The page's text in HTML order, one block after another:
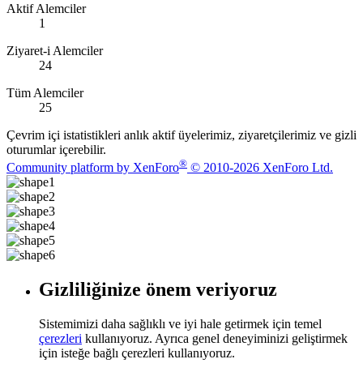
Aktif Alemciler
1
Ziyaret-i Alemciler
24
Tüm Alemciler
25
Çevrim içi istatistikleri anlık aktif üyelerimiz, ziyaretçilerimiz ve gizli
oturumlar içerebilir.
Community platform by XenForo® © 2010-2026 XenForo Ltd.
Gizliliğinize önem veriyoruz
Sistemimizi daha sağlıklı ve iyi hale getirmek için temel
çerezleri kullanıyoruz. Ayrıca genel deneyiminizi geliştirmek
için isteğe bağlı çerezleri kullanıyoruz.